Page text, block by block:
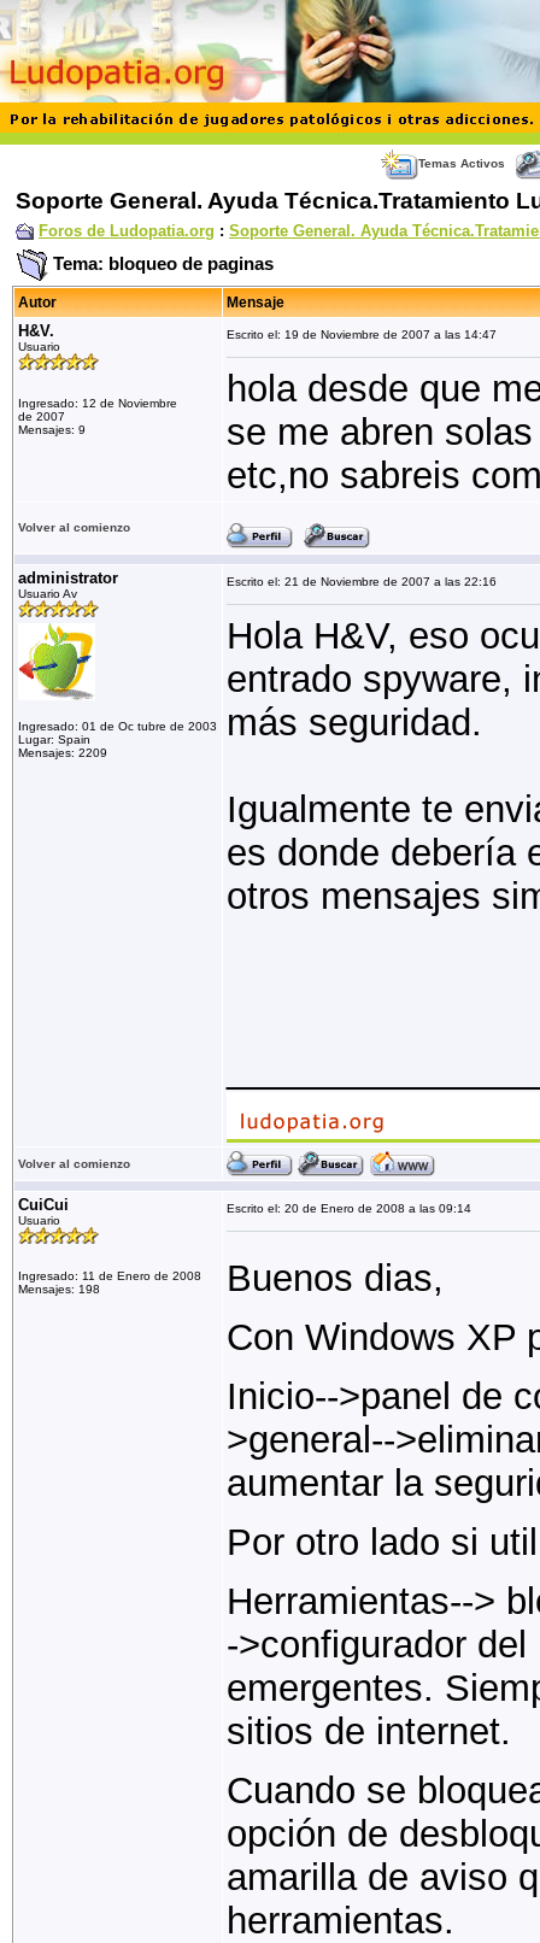
Temas Activos
Soporte General. Ayuda Técnica.Tratamiento
Foros de Ludopatia.org : Soporte General. Ayuda
Tema: bloqueo de paginas
Autor Mensaje
H&V.
Usuario
Ingresado: 12 de Noviembre
de 2007
Mensajes: 9
Escrito el: 19 de Noviembre de 2007 a las 14:47
hola desde que
se me abren
etc,no sabreis
Volver al comienzo
administrator
Usuario Av
Ingresado: 01 de Oc tubre de 2003
Lugar: Spain
Mensajes: 2209
Escrito el: 21 de Noviembre de 2007 a las 22:16
Hola H&V, eso
entrado spyware,
más seguridad.
Igualmente te
es donde debería
otros mensajes
Volver al comienzo
CuiCui
Usuario
Ingresado: 11 de Enero de 2008
Mensajes: 198
Escrito el: 20 de Enero de 2008 a las 09:14
Buenos dias,
Con Windows XP
Inicio-->panel de
>general--
aumentar la
Por otro lado si
Herramientas-->
->configurador
emergentes.
sitios de internet.
Cuando se
opción de
amarilla de aviso
herramientas.